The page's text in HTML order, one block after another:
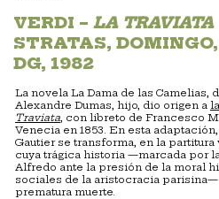
VERDI – LA TRAVIATA
STRATAS,
DG, 1982
La novela La Dama de las Camelias,
Alexandre Dumas, hijo, dio origen a
Traviata, con libreto de Francesco
Venecia en 1853. En esta
Gautier se transforma, en la partitura
cuya trágica historia —marcada por
Alfredo ante la presión de la moral
sociales de la aristocracia parisina—
prematura muerte.